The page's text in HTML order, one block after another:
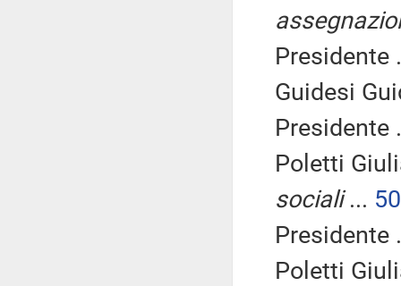
Presidente
Guidesi
Presidente
Poletti
sociali... 50
Presidente
Poletti